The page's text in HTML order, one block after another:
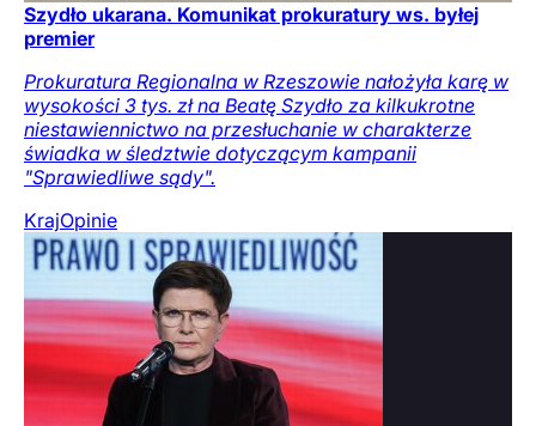
Szydło ukarana. Komunikat prokuratury ws. byłej
premier
Prokuratura Regionalna w Rzeszowie nałożyła karę w
wysokości 3 tys. zł na Beatę Szydło za kilkukrotne
niestawiennictwo na przesłuchanie w charakterze
świadka w śledztwie dotyczącym kampanii
"Sprawiedliwe sądy".
KrajOpinie